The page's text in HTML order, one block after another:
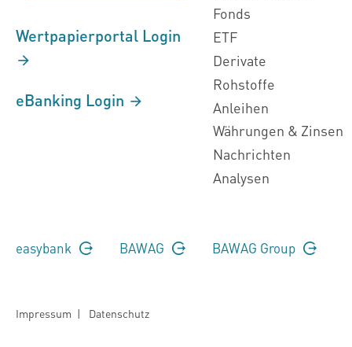
Wertpapierportal Login
eBanking Login
Fonds
ETF
Derivate
Rohstoffe
Anleihen
Währungen & Zinsen
Nachrichten
Analysen
easybank BAWAG BAWAG Group
Impressum | Datenschutz